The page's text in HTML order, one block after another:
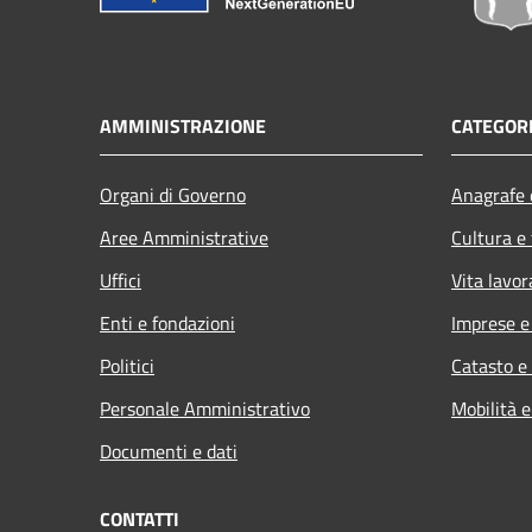
AMMINISTRAZIONE
Organi di Governo
Aree Amministrative
Uffici
Enti e fondazioni
Politici
Personale Amministrativo
Documenti e dati
Cultura
Vita
Imprese
Catasto
Mobilità
CONTATTI